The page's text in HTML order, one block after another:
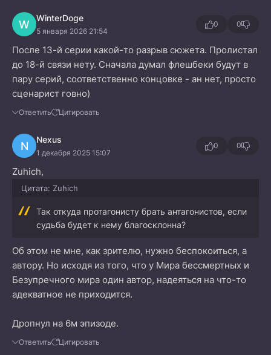
W WinterDoge
5 января 2026 21:54
0 0
После 13-й серии какой-то разрыв сюжета. Пролистал
до 18-й связи нету. Сначала думал флешбеки будут в
пару серий, соответственно концовке - ан нет, просто
сценарист говно)
Ответить Цитировать
N Nexus
1 декабря 2025 15:07
0 0
Zuhich,
Цитата: Zuhich
Так откуда протагонисту брать антагонистов, если
судьба будет к нему благосклонна?
Об этом не мне, как зрителю, нужно беспокоиться, а
автору. Но исходя из того, что у Мира бессмертных и
Безупречного мира один автор, надеяться на что-то
адекватное не приходится.
Дропнул на 6м эпизоде.
Ответить Цитировать